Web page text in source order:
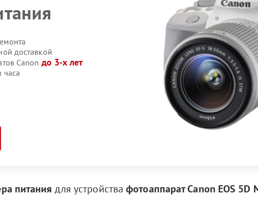
доставкой
Canon до 3-х лет
часа
питания для устройствафотоаппарат Canon EOS 5D